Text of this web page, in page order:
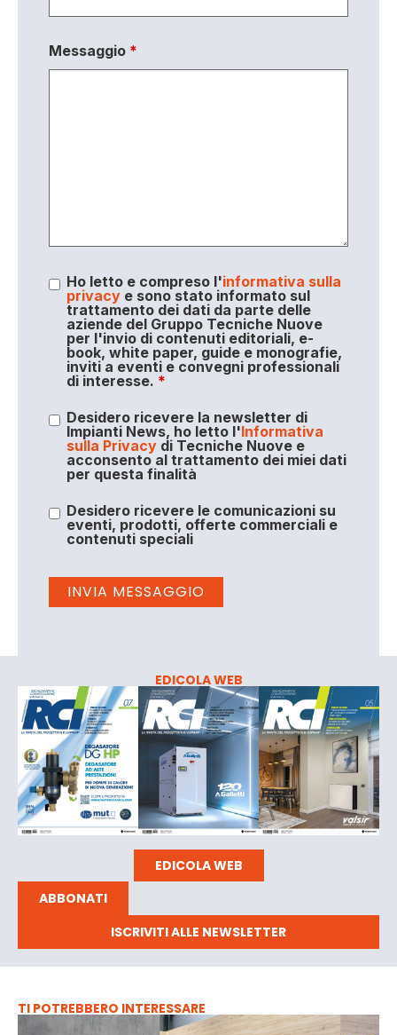
Messaggio *
Ho letto e compreso l'informativa sulla
privacye sono stato informato sul
trattamento dei dati da parte delle
aziende del Gruppo Tecniche Nuove
per l'invio di contenuti editoriali, e-
book, white paper, guide e monografie,
inviti a eventi e convegni professionali
di interesse. *
Desidero ricevere la newsletter di
Impianti News, ho letto l'Informativa
sulla Privacydi Tecniche Nuove e
acconsento al trattamento dei miei dati
per questa finalità
Desidero ricevere le comunicazioni su
eventi, prodotti, offerte commerciali e
contenuti speciali
EDICOLA WEB
EDICOLA WEB
ABBONATI
ISCRIVITI ALLE NEWSLETTER
TI POTREBBERO INTERESSARE